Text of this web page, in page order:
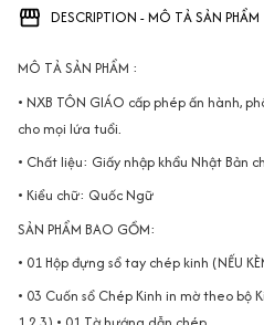
DESCRIPTION - MÔ TẢ SẢN PHẨM
MÔ TẢ SẢN PHẨM :
• NXB TÔN GIÁO cấp phép ấn hành,
cho mọi lứa tuổi.
• Chất liệu: Giấy nhập khẩu Nhật Bản
• Kiểu chữ: Quốc Ngữ
SẢN PHẨM BAO GỒM:
• 01 Hộp đựng sổ tay chép kinh (NẾU
• 03 Cuốn sổ Chép Kinh in mờ theo bộ